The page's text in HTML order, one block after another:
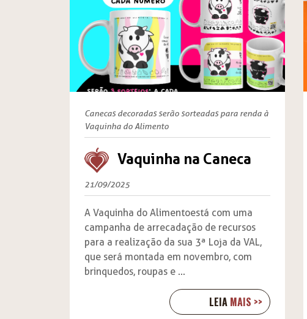
Canecas decoradas serão sorteadas para renda à
Vaquinha do Alimento
Vaquinha na Caneca
21/09/2025
A Vaquinha do Alimento está com uma
campanha de arrecadação de recursos
para a realização da sua 3ª Loja da VAL,
que será montada em novembro, com
brinquedos, roupas e ...
LEIA MAIS >>